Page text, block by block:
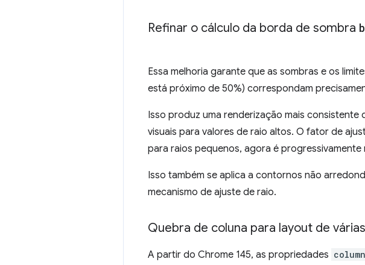
Refinar o cálculo da borda de sombra
Essa melhoria garante que as sombras e os
está próximo de 50%) correspondam
Isso produz uma renderização mais
visuais para valores de raio altos. O fator de
para raios pequenos, agora é
Isso também se aplica a contornos não
mecanismo de ajuste de raio.
Quebra de coluna para layout de
A partir do Chrome 145, as propriedades